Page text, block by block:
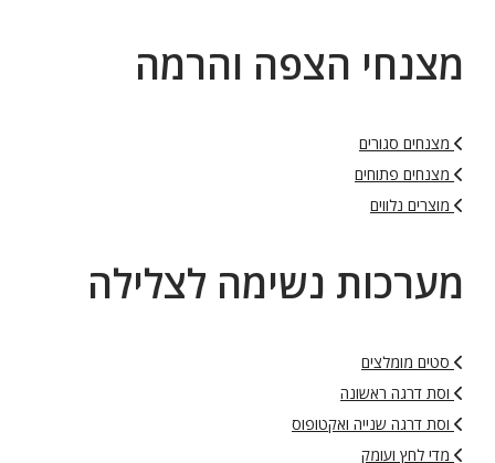
מצנחי הצפה והרמה
מצנחים סגורים
מצנחים פתוחים
מוצרים נלווים
מערכות נשימה לצלילה
סטים מומלצים
וסת דרגה ראשונה
וסת דרגה שנייה ואקטופוס
מדי לחץ ועומק